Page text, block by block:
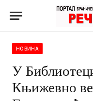
НОВИНА
У
Књижевно